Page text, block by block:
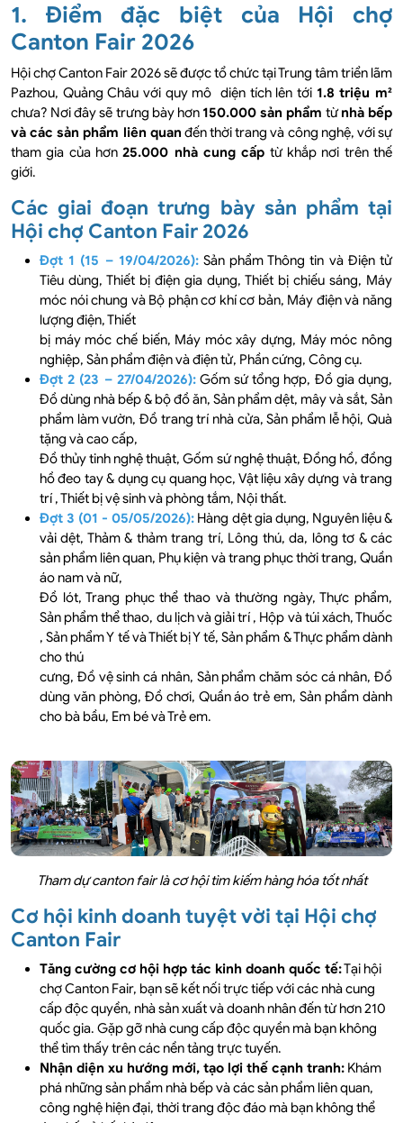
1. Điểm đặc biệt của Hội chợ
Canton Fair 2026
Hội chợ Canton Fair 2026 sẽ được tổ chức tại Trung tâm triển lãm
Pazhou, Quảng Châu với quy mô diện tích lên tới 1.8 triệu m²
chưa? Nơi đây sẽ trưng bày hơn 150.000 sản phẩm từnhà bếp
và các sản phẩm liên quan đến thời trang và công nghệ, với sự
tham gia của hơn25.000 nhà cung cấp từ khắp nơi trên thế
giới.
Các giai đoạn trưng bày sản phẩm tại
Hội chợ Canton Fair 2026
Đợt 1 (15 – 19/04/2026): Sản phẩm Thông tin và Điện tử
Tiêu dùng, Thiết bị điện gia dụng, Thiết bị chiếu sáng, Máy
móc nói chung và Bộ phận cơ khí cơ bản, Máy điện và năng
lượng điện, Thiết
bị máy móc chế biến, Máy móc xây dựng, Máy móc nông
nghiệp, Sản phẩm điện và điện tử, Phần cứng, Công cụ.
Đợt 2 (23 – 27/04/2026): Gốm sứ tổng hợp, Đồ gia dụng,
Đồ dùng nhà bếp & bộ đồ ăn, Sản phẩm dệt, mây và sắt, Sản
phẩm làm vườn, Đồ trang trí nhà cửa, Sản phẩm lễ hội, Quà
tặng và cao cấp,
Đồ thủy tinh nghệ thuật, Gốm sứ nghệ thuật, Đồng hồ, đồng
hồ đeo tay & dụng cụ quang học, Vật liệu xây dựng và trang
trí , Thiết bị vệ sinh và phòng tắm, Nội thất.
Đợt 3 (01 - 05/05/2026): Hàng dệt gia dụng, Nguyên liệu &
vải dệt, Thảm & thảm trang trí, Lông thú, da, lông tơ & các
sản phẩm liên quan, Phụ kiện và trang phục thời trang, Quần
áo nam và nữ,
Đồ lót, Trang phục thể thao và thường ngày, Thực phẩm,
Sản phẩm thể thao, du lịch và giải trí , Hộp và túi xách, Thuốc
, Sản phẩm Y tế và Thiết bị Y tế, Sản phẩm & Thực phẩm dành
cho thú
cưng, Đồ vệ sinh cá nhân, Sản phẩm chăm sóc cá nhân, Đồ
dùng văn phòng, Đồ chơi, Quần áo trẻ em, Sản phẩm dành
cho bà bầu, Em bé và Trẻ em.
Tham dự canton fair là cơ hội tìm kiếm hàng hóa tốt nhất
Cơ hội kinh doanh tuyệt vời tại Hội chợ
Canton Fair
Tăng cường cơ hội hợp tác kinh doanh quốc tế:Tại hội
chợ Canton Fair, bạn sẽ kết nối trực tiếp với các nhà cung
cấp độc quyền, nhà sản xuất và doanh nhân đến từ hơn 210
quốc gia. Gặp gỡ nhà cung cấp độc quyền mà bạn không
thể tìm thấy trên các nền tảng trực tuyến.
Nhận diện xu hướng mới, tạo lợi thế cạnh tranh: Khám
phá những sản phẩm nhà bếp và các sản phẩm liên quan,
công nghệ hiện đại, thời trang độc đáo mà bạn không thể